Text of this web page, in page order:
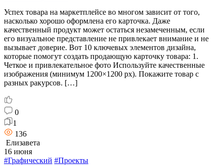
Успех товара на маркетплейсе во многом зависит от того,
насколько хорошо оформлена его карточка. Даже
качественный продукт может остаться незамеченным, если
его визуальное представление не привлекает внимание и не
вызывает доверие. Вот 10 ключевых элементов дизайна,
которые помогут создать продающую карточку товара: 1.
Четкое и привлекательное фото Используйте качественные
изображения (минимум 1200×1200 px). Покажите товар с
разных ракурсов. […]
0
1
136
Елизавета
16 июня
#Графический #Проекты